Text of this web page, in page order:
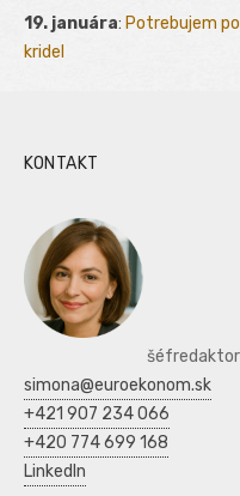
19. januára: Potrebujem
kridel
KONTAKT
simona@euroekonom.sk
+421 907 234 066
+420 774 699 168
LinkedIn